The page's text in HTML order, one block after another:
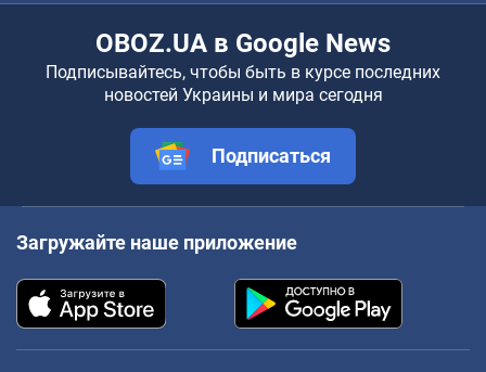
OBOZ.UA в Google News
Подписывайтесь, чтобы быть в курсе последних
новостей Украины и мира сегодня
Подписаться
Загружайте наше приложение